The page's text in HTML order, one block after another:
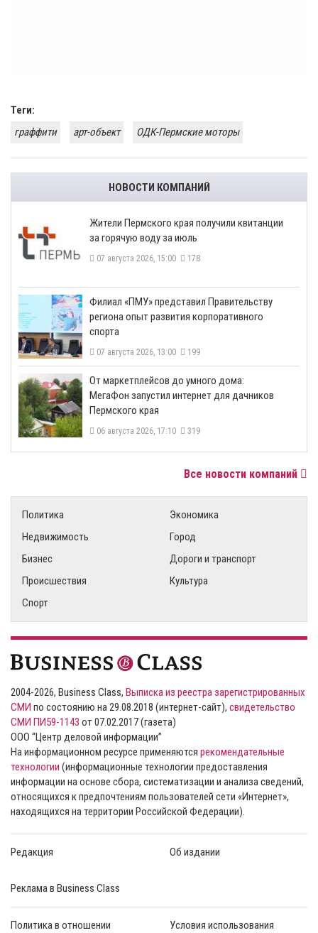
Теги:
граффити
арт-объект ОДК-Пермские моторы
НОВОСТИ КОМПАНИЙ
​Жители Пермского края получили квитанции
за горячую воду за июль
07 августа 2026, 15:00 178
​Филиал «ПМУ» представил Правительству
региона опыт развития корпоративного
спорта
07 августа 2026, 13:00 199
От маркетплейсов до умного дома:
МегаФон запустил интернет для дачников
Пермского края
06 августа 2026, 17:10 319
Все новости компаний
Политика
Экономика
Недвижимость
Город
Бизнес
Дороги и транспорт
Происшествия
Культура
Спорт
2004-2026, Business Class, Выписка из реестра зарегистрированных
СМИ по состоянию на 29.08.2018 (интернет-сайт), свидетельство
СМИ ПИ59-1143 от 07.02.2017 (газета)
ООО “Центр деловой информации”
На информационном ресурсе применяются рекомендательные
технологии (информационные технологии предоставления
информации на основе сбора, систематизации и анализа сведений,
относящихся к предпочтениям пользователей сети «Интернет»,
находящихся на территории Российской Федерации).
Редакция Об издании
Реклама в Business Class
Политика в отношении Условия использования